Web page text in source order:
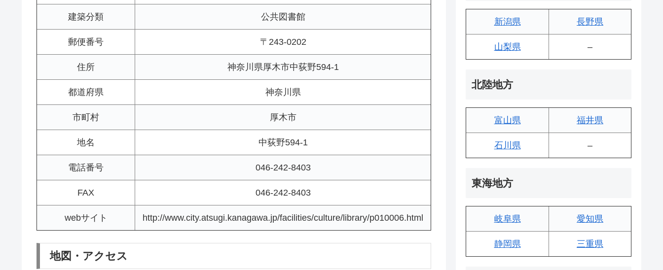
建築分類 公共図書館
郵便番号 〒243-0202
住所 神奈川県厚木市中荻野594-1
都道府県 神奈川県
市町村 厚木市
地名 中荻野594-1
電話番号 046-242-8403
FAX 046-242-8403
webサイト http://www.city.atsugi.kanagawa.jp/facilities/culture/library/p010006.html
地図・アクセス
新潟県 長野県
山梨県 –
北陸地方
富山県 福井県
石川県 –
東海地方
岐阜県 愛知県
静岡県 三重県